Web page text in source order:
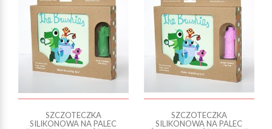
SZCZOTECZKA
SILIKONOWA NA PALEC
SZCZOTECZKA
SILIKONOWA NA PALEC